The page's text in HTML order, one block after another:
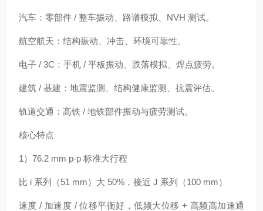
汽车：零部件 / 整车振动、路谱模拟、NVH 测试。
航空航天：结构振动、冲击、环境可靠性。
电子 / 3C：手机 / 平板振动、跌落模拟、焊点疲劳。
建筑 / 基建：地震监测、结构健康监测、抗震评估。
轨道交通：高铁 / 地铁部件振动与疲劳测试。
核心特点
1）76.2 mm p‑p 标准大行程
比 i 系列（51 mm）大 50%，接近 J 系列（100 mm）
速度 / 加速度 / 位移平衡好，低频大位移 + 高频高加速通